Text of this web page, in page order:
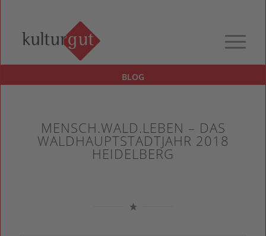
BLOG
MENSCH.WALD.LEBEN – DAS
WALDHAUPTSTADTJAHR 2018
HEIDELBERG